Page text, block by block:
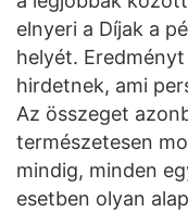
elnyeri a Díjak a
helyét.
hirdetnek, ami
Az összeget
természetesen
mindig, minden
esetben olyan